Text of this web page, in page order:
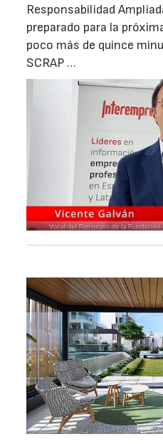
Responsabilidad
preparado para la
poco más de quince
SCRAP …